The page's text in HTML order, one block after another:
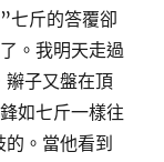
七斤的答覆卻
。我明天走過
辮子又盤在頂
如七斤一樣往
。當他看到